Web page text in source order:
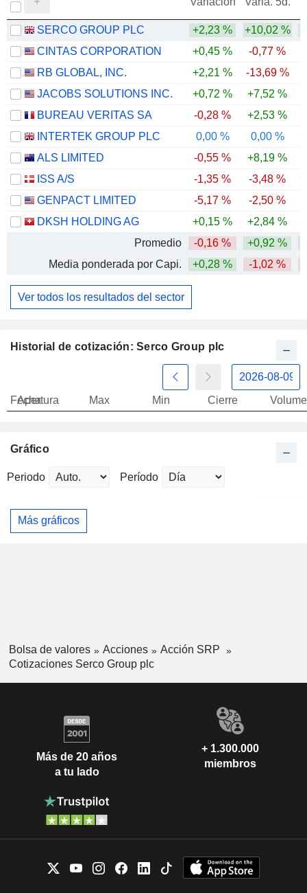
SERCO GROUP PLC +2,23 % +10,02 %
CINTAS CORPORATION
+0,45 % -0,77 %
RB GLOBAL, INC.
+2,21 % -13,69 %
JACOBS SOLUTIONS INC.
+0,72 % +7,52 %
BUREAU VERITAS SA
-0,28 % +2,53 %
INTERTEK GROUP PLC
0,00 % 0,00 %
ALS LIMITED
-0,55 % +8,19 %
ISS A/S
-1,35 % -3,48 %
GENPACT LIMITED
-5,17 % -2,50 %
DKSH HOLDING AG
+0,15 % +2,84 %
Promedio
-0,16 % +0,92 %
Media ponderada por Capi.
+0,28 % -1,02 %
Ver todos los resultados del sector
Historial de cotización: Serco Group plc
Fecha
Apertura Max Min Cierre
Gráfico
Periodo Período
Más gráficos
Bolsa de valores Acciones
Acción SRP
Cotizaciones Serco Group plc
Más de 20 años
a tu lado
+ 1.300.000
miembros